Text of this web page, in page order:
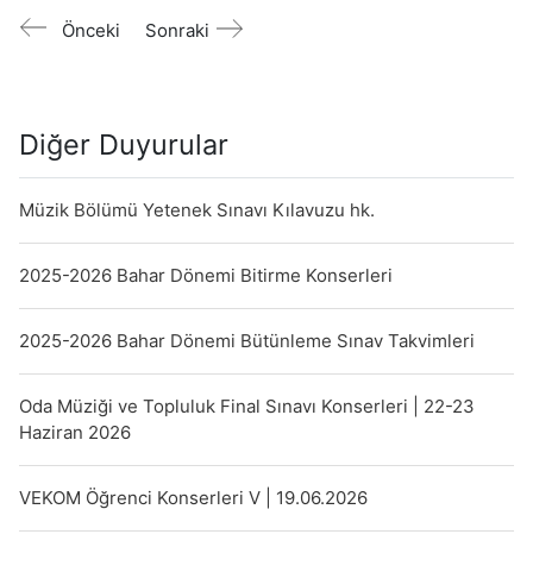
Önceki Sonraki
Diğer Duyurular
Müzik Bölümü Yetenek Sınavı Kılavuzu hk.
2025-2026 Bahar Dönemi Bitirme Konserleri
2025-2026 Bahar Dönemi Bütünleme Sınav Takvimleri
Oda Müziği ve Topluluk Final Sınavı Konserleri | 22-23
Haziran 2026
VEKOM Öğrenci Konserleri V | 19.06.2026